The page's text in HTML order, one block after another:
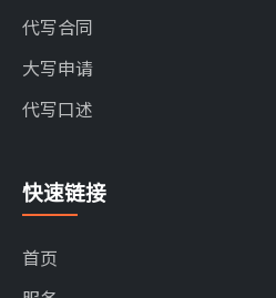
代写合同
大写申请
代写口述
快速链接
首页